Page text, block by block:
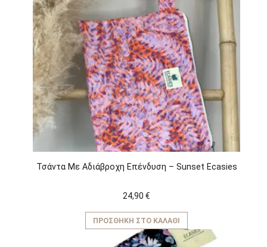
πολλαπλές
παραλλαγές.
Οι
επιλογές
μπορούν
να
επιλεγούν
στη
σελίδα
του
προϊόντος
Τσάντα Με Αδιάβροχη Επένδυση – Sunset Ecasies
24,90 €
ΠΡΟΣΘΉΚΗ ΣΤΟ ΚΑΛΆΘΙ